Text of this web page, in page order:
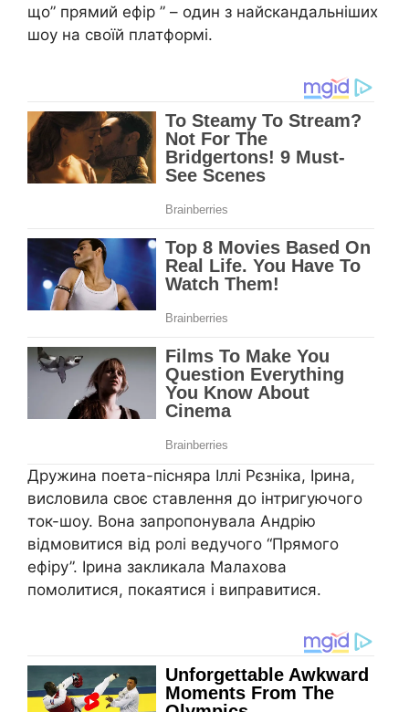
що” прямий ефір ” – один з найскандальніших
шоу на своїй платформі.
Дружина поета-пісняра Іллі Рєзніка, Ірина,
висловила своє ставлення до інтригуючого
ток-шоу. Вона запропонувала Андрію
відмовитися від ролі ведучого “Прямого
ефіру”. Ірина закликала Малахова
помолитися, покаятися і виправитися.